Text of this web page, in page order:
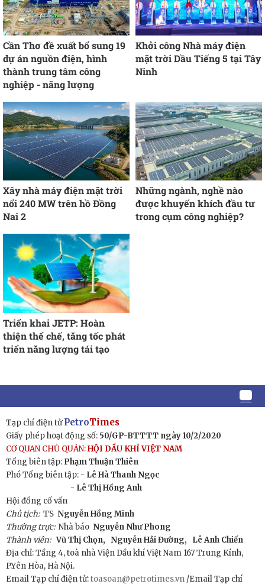
Cần Thơ đề xuất bổ sung 19
dự án nguồn điện, hình
thành trung tâm công
nghiệp - năng lượng
Khởi công Nhà máy điện
mặt trời Dầu Tiếng 5 tại Tây
Ninh
Xây nhà máy điện mặt trời
nổi 240 MW trên hồ Đồng
Nai 2
Những ngành, nghề nào
được khuyến khích đầu tư
trong cụm công nghiệp?
Triển khai JETP: Hoàn
thiện thể chế, tăng tốc phát
triển năng lượng tái tạo
Tạp chí điện tửPetroTimes
Giấy phép hoạt động số: 50/GP-BTTTT ngày 10/2/2020
CƠ QUAN CHỦ QUẢN:HỘI DẦU KHÍ VIỆT NAM
Tổng biên tập: Phạm Thuận Thiên
Phó Tổng biên tập: - Lê Hà Thanh Ngọc
- Lê Thị Hồng Anh
Hội đồng cố vấn
Chủ tịch:TS Nguyễn Hồng Minh
Thường trực: Nhà báo Nguyễn Như Phong
Thành viên: Vũ Thị Chọn, Nguyễn Hải Đường,
Lê Anh Chiến
Địa chỉ: Tầng 4, toà nhà Viện Dầu khí Việt Nam 167 Trung Kính,
P.Yên Hòa, Hà Nội.
Email Tạp chí điện tử:toasoan@petrotimes.vn /Email Tạp chí